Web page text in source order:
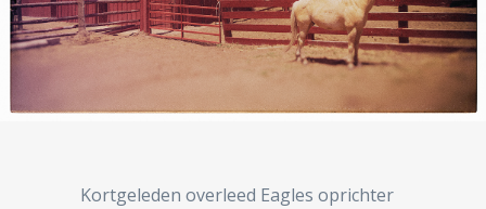
Kortgeleden overleed Eagles oprichter